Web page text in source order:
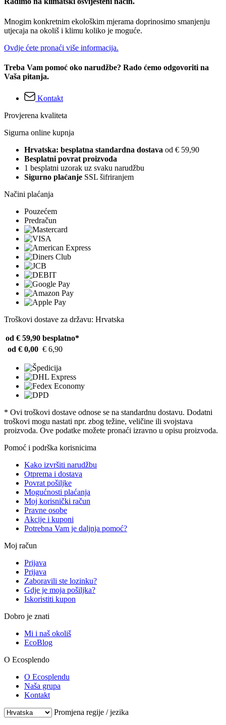
Mnogim konkretnim ekološkim mjerama doprinosimo smanjenju
utjecaja na okoliš i klimu koliko je moguće.
Ovdje ćete pronaći više informacija.
Treba Vam pomoć oko narudžbe? Rado ćemo odgovoriti na
Vaša pitanja.
Kontakt
Provjerena kvaliteta
Sigurna online kupnja
Hrvatska: besplatna standardna dostava od € 59,90
Besplatni povrat proizvoda
1 besplatni uzorak uz svaku narudžbu
Sigurno plaćanje SSL šifriranjem
Načini plaćanja
Pouzećem
Predračun
Troškovi dostave za državu: Hrvatska
od € 59,90 besplatno*
od € 0,00 € 6,90
* Ovi troškovi dostave odnose se na standardnu ​​dostavu. Dodatni
troškovi mogu nastati npr. zbog težine, veličine ili svojstava
proizvoda. Ove podatke možete pronaći izravno u opisu proizvoda.
Pomoć i podrška korisnicima
Kako izvršiti narudžbu
Otprema i dostava
Povrat pošiljke
Mogućnosti plaćanja
Moj korisnički račun
Pravne osobe
Akcije i kuponi
Potrebna Vam je daljnja pomoć?
Moj račun
Prijava
Prijava
Zaboravili ste lozinku?
Gdje je moja pošiljka?
Iskoristiti kupon
Dobro je znati
Mi i naš okoliš
EcoBlog
O Ecosplendo
O Ecosplendu
Naša grupa
Kontakt
Promjena regije / jezika